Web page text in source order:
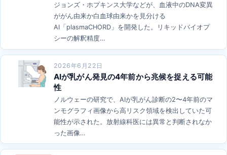
ジョンズ・ホプキンス大学などが、血液中のDNA変異
ががん由来か白血球由来かを見分ける
AI「plasmaCHORD」を開発した。リキッドバイオプ
シーの解釈精度…
2026年6月22日
AIが乳がん発見の4年前から兆候を捉える可能
性
ノルウェーの研究で、AIが乳がん診断の2〜4年前のマ
ンモグラフィ画像から高リスク領域を検出していた可
能性が示された。放射線科医には異常と判断されなか
った画像…